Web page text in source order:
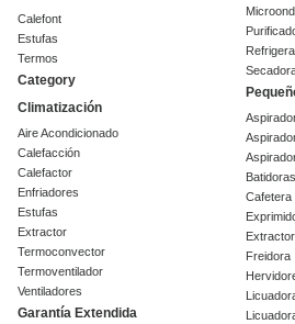
Calefont
Estufas
Termos
Category
Climatización
Aire Acondicionado
Calefacción
Calefactor
Enfriadores
Estufas
Extractor
Termoconvector
Termoventilador
Ventiladores
Garantía Extendida
Batidoras
Cafetera
Extractor
Freidora